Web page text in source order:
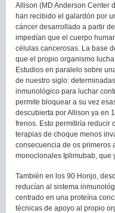
Allison (MD Anderson Center
han recibido el galardón por
cáncer desarrollado a partir
impedían que el cuerpo
células cancerosas. La base
que el propio organismo
Estudios en paralelo sobre
de nuestro siglo:
inmunológico para luchar
permite bloquear a su vez
descubierta por Allison ya en
frenos. Esto permitiría reducir
terapias de choque menos
consecuencia de os primeros
monoclonales Iplimubab, que
También en los 90 Honjo,
reducían al sistema
centrado en una proteína
técnicas de apoyo al propio